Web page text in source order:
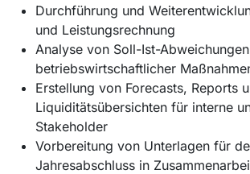
Durchführung und
und Leistungsrechnung
Analyse von Soll-Ist-
betriebswirtschaftlicher
Erstellung von Forecasts, Reports
Liquiditätsübersichten für interne
Stakeholder
Vorbereitung von Unterlagen für
Jahresabschluss in